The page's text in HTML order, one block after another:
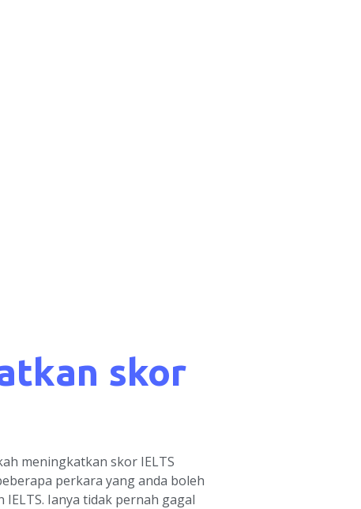
skor
meningkatkan skor IELTS
perkara yang anda boleh
Ianya tidak pernah gagal